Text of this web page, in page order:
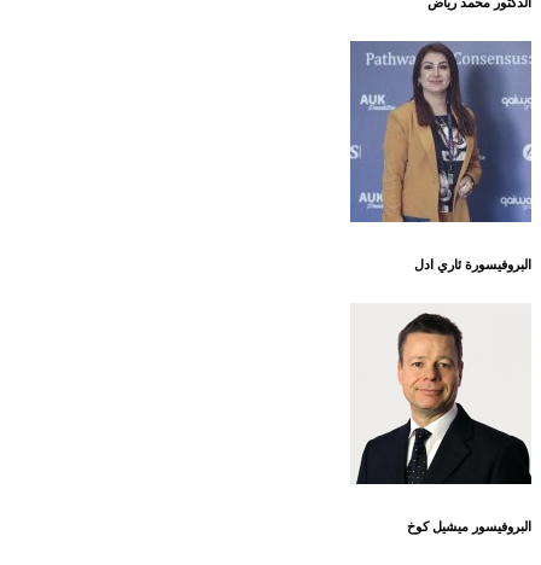
الدكتور محمد رياض
البروفيسورة ئاري ادل
البروفيسور ميشيل كوخ